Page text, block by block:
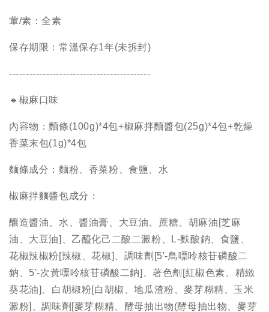
葷/素：全素
保存期限：常溫保存1年(未拆封)
------------------------------------------
🔸椒麻口味
內容物：麵條(100g)*4包+椒麻拌麵醬包(25g)*4包+乾燥
香菜末包(1g)*4包
麵條成分：麵粉、香菜粉、食鹽、水
椒麻拌麵醬包成分：
釀造醬油、水、醬油膏、大豆油、蔗糖、胡麻油[芝麻
油、大豆油]、乙醯化己二酸二澱粉、L-麩酸鈉、食鹽、
花椒辣椒粉[辣椒、花椒]、調味劑[5'-鳥嘌呤核苷磷酸二
鈉、5'-次黃嘌呤核苷磷酸二鈉]、著色劑[紅椒色素、精緻
葵花油]、白胡椒粉[白胡椒、地瓜渣粉、麥芽糊精、玉米
澱粉]、調味劑[麥芽糊精、酵母抽出物(酵母抽出物、麥芽